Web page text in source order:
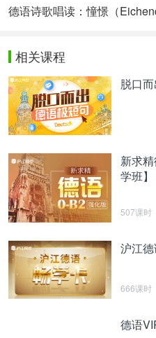
德语诗歌唱读：憧憬（
相关课程
脱口
新求
学班】
507课时
沪江德
666课时
德语